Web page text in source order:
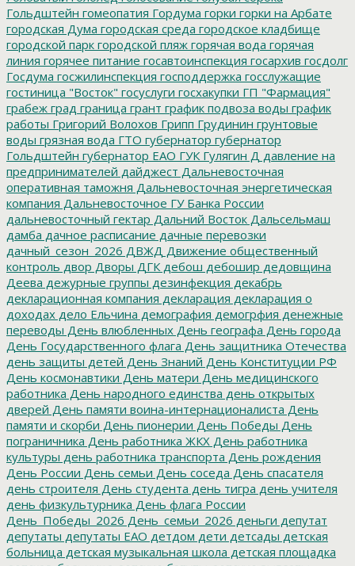
Гольдштейн гомеопатия Гордума горки горки на Арбате
городская Дума городская среда городское кладбище
городской парк городской пляж горячая вода горячая
линия горячее питание госавтоинспекция госархив госдолг
Госдума госжилинспекция господдержка госслужащие
гостиница "Восток" госуслуги госхакупки ГП "Фармация"
грабеж град граница грант график подвоза воды график
работы Григорий Волохов Грипп Грудинин грунтовые
воды грязная вода ГТО губернатор губернатор
Гольдштейн губернатор ЕАО ГУК Гулягин Д давление на
предпринимателей дайджест Дальневосточная
оперативная таможня Дальневосточная энергетическая
компания Дальневосточное ГУ Банка России
дальневосточный гектар Дальний Восток Дальсельмаш
дамба дачное расписание дачные перевозки
дачный_сезон_2026 ДВЖД Движение общественный
контроль двор Дворы ДГК дебош дебошир дедовщина
Деева дежурные группы дезинфекция декабрь
декларационная компания декларация декларация о
доходах дело Ельчина демография демогрфия денежные
переводы День влюбленных День географа День города
День Государственного флага День защитника Отечества
день защиты детей День Знаний День Конституции РФ
День космонавтики День матери День медицинского
работника День народного единства день открытых
дверей День памяти воина-интернационалиста День
памяти и скорби День пионерии День Победы День
пограничника День работника ЖКХ День работника
культуры день работника транспорта День рождения
День России День семьи День соседа День спасателя
день строителя День студента день тигра день учителя
день физкультурника День флага России
День_Победы_2026 День_семьи_2026 деньги депутат
депутаты депутаты ЕАО детдом дети детсады детская
больница детская музыкальная школа детская площадка